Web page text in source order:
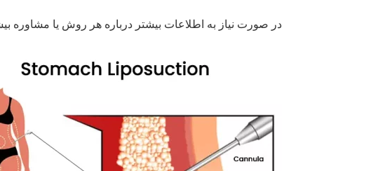
در صورت نیاز به اطلاعات بیشتر درباره هر روش یا مشاوره